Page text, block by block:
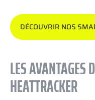
pannes et optimiser
domaine
DÉCOUVRIR NOS
LES AVANTAGES
HEATTRACKER